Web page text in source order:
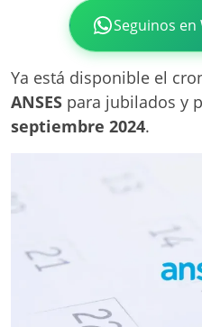
Seguinos en
Ya está disponible el
ANSES para jubilados y
septiembre 2024.